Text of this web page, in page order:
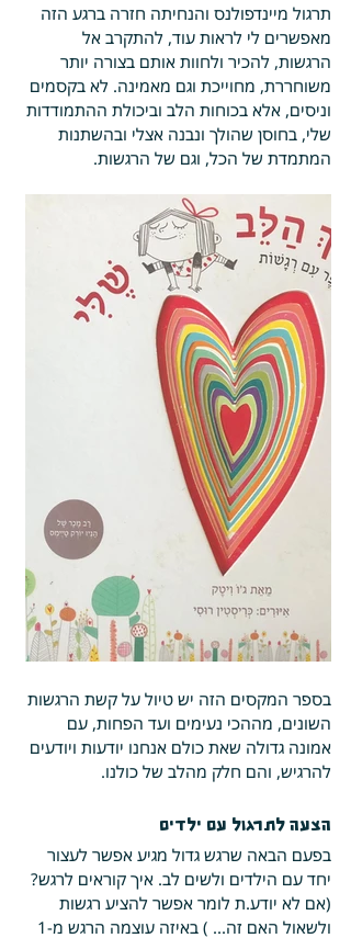
תרגול מיינדפולנס והנחיתה חזרה ברגע הזה
מאפשרים לי לראות עוד, להתקרב אל
הרגשות, להכיר ולחוות אותם בצורה יותר
משוחררת, מחוייכת וגם מאמינה. לא בקסמים
וניסים, אלא בכוחות הלב וביכולת ההתמודדות
שלי, בחוסן שהולך ונבנה אצלי ובהשתנות
המתמדת של הכל, וגם של הרגשות.
בספר המקסים הזה יש טיול על קשת הרגשות
השונים, מההכי נעימים ועד הפחות, עם
אמונה גדולה שאת כולם אנחנו יודעות ויודעים
להרגיש, והם חלק מהלב של כולנו.
הצעה לתרגול עם ילדים
בפעם הבאה שרגש גדול מגיע אפשר לעצור
יחד עם הילדים ולשים לב. איך קוראים לרגש?
(אם לא יודע.ת לומר אפשר להציע רגשות